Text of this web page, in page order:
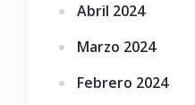
Abril 2024
Marzo 2024
Febrero 2024